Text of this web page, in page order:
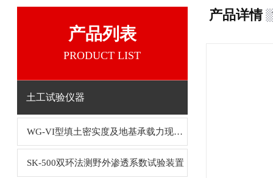
产品列表
PRODUCT LIST
土工试验仪器
WG-VI型填土密实度及地基承载力现场检测仪
SK-500双环法测野外渗透系数试验装置
产品详情